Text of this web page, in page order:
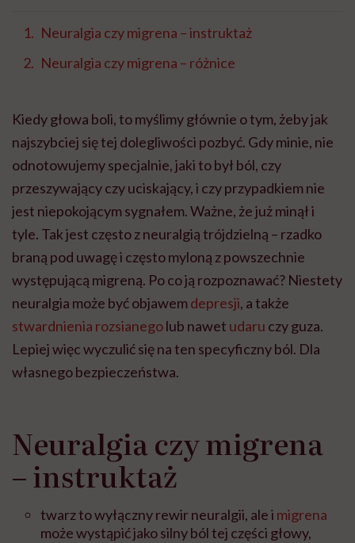
Neuralgia czy migrena – instruktaż
Neuralgia czy migrena – różnice
Kiedy głowa boli, to myślimy głównie o tym, żeby jak
najszybciej się tej dolegliwości pozbyć. Gdy minie, nie
odnotowujemy specjalnie, jaki to był ból, czy
przeszywający czy uciskający, i czy przypadkiem nie
jest niepokojącym sygnałem. Ważne, że już minął i
tyle. Tak jest często z neuralgią trójdzielną – rzadko
braną pod uwagę i często myloną z powszechnie
występującą migreną. Po co ją rozpoznawać? Niestety
neuralgia może być objawemdepresji, a także
stwardnienia rozsianegolub nawet udaru czy guza.
Lepiej więc wyczulić się na ten specyficzny ból. Dla
własnego bezpieczeństwa.
Neuralgia czy migrena
– instruktaż
twarz to wyłączny rewir neuralgii, ale i migrena
może wystąpić jako silny ból tej części głowy,